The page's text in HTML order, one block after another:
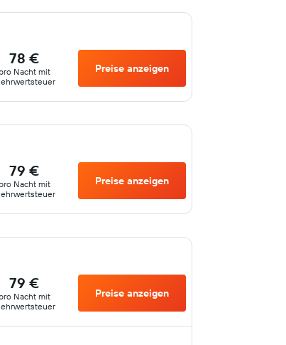
78 €
Nacht mit
Preise anzeigen
79 €
Nacht mit
Preise anzeigen
79 €
Nacht mit
Preise anzeigen